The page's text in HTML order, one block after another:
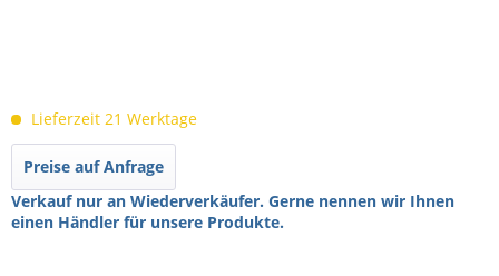
Lieferzeit 21 Werktage
Preise auf Anfrage
Verkauf nur an Wiederverkäufer. Gerne nennen wir Ihnen
einen Händler für unsere Produkte.